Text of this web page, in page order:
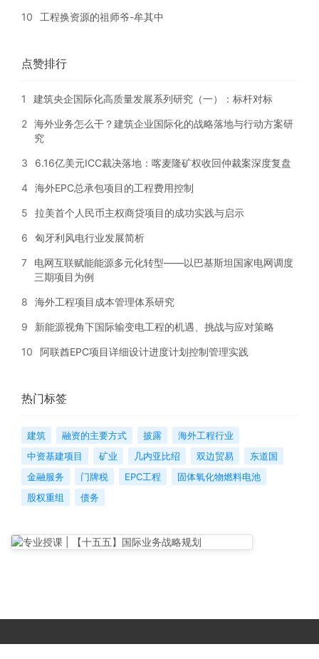
10 工程换资源的祖师爷-牟其中
点赞排行
1 建筑央企国际化高质量发展系列研究（一）：标杆对标
2 海外业务怎么干？建筑企业国际化的战略落地与行动方案研
究
3 6.16亿美元ICC裁决落地：喀麦隆矿权收回仲裁案深度复盘
4 海外EPC总承包项目的工程费用控制
5 拉美首个人民币主权商贷项目的成功实践与启示
6 匈牙利风电行业发展简析
7
电网互联赋能能源多元化转型——以巴基斯坦国家电网调度
三期项目为例
8 海外工程项目成本管理体系研究
9 新能源视角下国际输变电工程的机遇、挑战与应对策略
10 阿联酋EPC项目详细设计进度计划控制管理实践
热门标签
建筑 融资的主要方式 披露
海外工程行业
中资基建项目
矿业 几内亚比绍 双边贸易
东道国
金融服务
门牌税 EPC工程
固体氧化物燃料电池
股权重组
债务